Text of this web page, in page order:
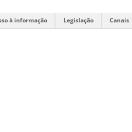
à informação Legislação Canais